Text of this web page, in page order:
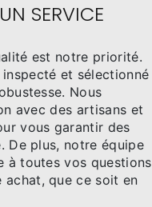
SERVICE
est notre priorité.
et sélectionné
Nous
avec des artisans et
vous garantir des
De plus, notre équipe
à toutes vos questions
que ce soit en